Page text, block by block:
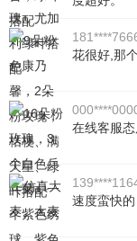
花很好,那
在线客服
速度蛮快